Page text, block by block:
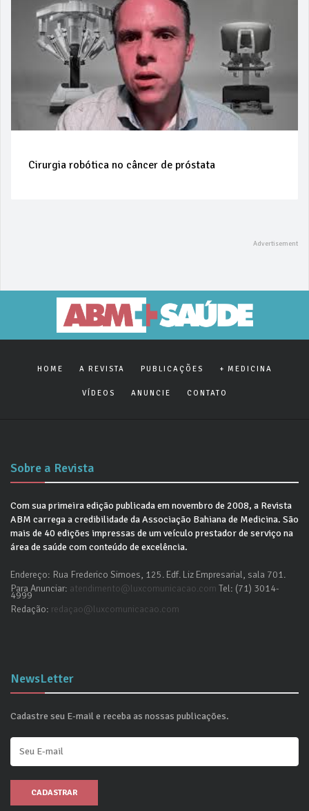
Cirurgia robótica no câncer de próstata
HOME A REVISTA PUBLICAÇÕES + MEDICINA
VÍDEOS ANUNCIE CONTATO
Sobre a Revista
Com sua primeira edição publicada em novembro de 2008, a Revista
ABM carrega a credibilidade da Associação Bahiana de Medicina. São
mais de 40 edições impressas de um veículo prestador de serviço na
área de saúde com conteúdo de excelência.
Endereço: Rua Frederico Simoes, 125. Edf. Liz Empresarial, sala 701.
Para Anunciar: atendimento@luxcomunicacao.com Tel: (71) 3014-
4999
Redação: redaçao@luxcomunicacao.com
NewsLetter
Cadastre seu E-mail e receba as nossas publicações.
CADASTRAR